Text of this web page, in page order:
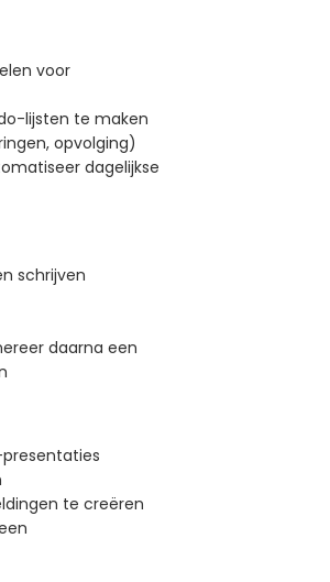
voor
lijsten te maken
opvolging)
dagelijkse
schrijven
daarna een
te creëren